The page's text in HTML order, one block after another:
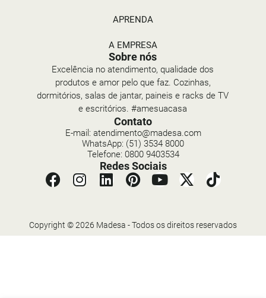
APRENDA
A EMPRESA
Sobre nós
Excelência no atendimento, qualidade dos
produtos e amor pelo que faz. Cozinhas,
dormitórios, salas de jantar, paineis e racks de TV
e escritórios. #amesuacasa
Contato
E-mail: atendimento@madesa.com
WhatsApp: (51) 3534 8000
Telefone: 0800 9403534
Redes Sociais
Copyright © 2026 Madesa - Todos os direitos reservados